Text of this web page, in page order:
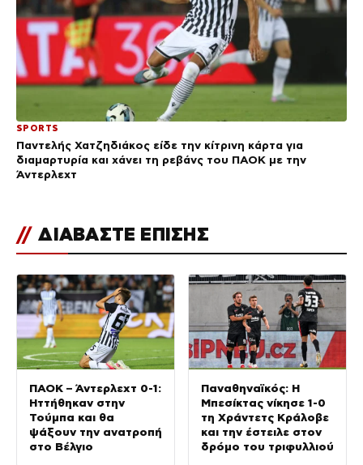
SPORTS
Παντελής Χατζηδιάκος είδε την κίτρινη κάρτα για
διαμαρτυρία και χάνει τη ρεβάνς του ΠΑΟΚ με την
Άντερλεχτ
// ΔΙΑΒΑΣΤΕ ΕΠΙΣΗΣ
ΠΑΟΚ – Άντερλεχτ 0-1:
Ηττήθηκαν στην
Τούμπα και θα
ψάξουν την ανατροπή
στο Βέλγιο
Παναθηναϊκός: Η
Μπεσίκτας νίκησε 1-0
τη Χράντετς Κράλοβε
και την έστειλε στον
δρόμο του τριφυλλιού